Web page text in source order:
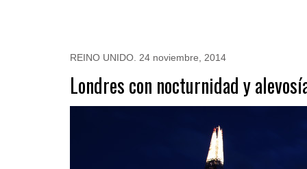
REINO UNIDO 24 noviembre, 2014
Londres con nocturnidad y